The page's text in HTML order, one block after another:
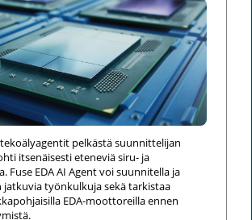
tekoälyagentit pelkästä suunnittelijan
itsenäisesti eteneviä siru- ja
Fuse EDA AI Agent voi suunnitella ja
työnkulkuja sekä tarkistaa
EDA-moottoreilla ennen